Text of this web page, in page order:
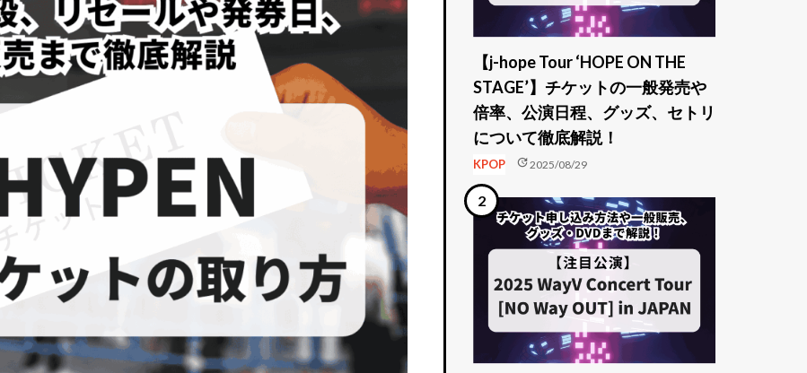
【j-hope Tour ‘HOPE ON THE
STAGE’】チケットの一般発売や
倍率、公演日程、グッズ、セトリ
について徹底解説！
KPOP update2025/08/29